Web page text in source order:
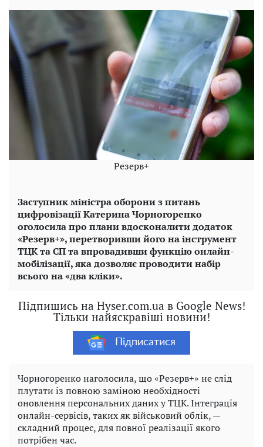
Резерв+
Заступник міністра оборони з питань
цифровізації Катерина Чорногоренко
оголосила про плани вдосконалити додаток
«Резерв+», перетворивши його на інструмент
ТЦК та СП та впровадивши функцію онлайн-
мобілізації, яка дозволяє проводити набір
всього на «два кліки».
Підпишись на Hyser.com.ua в Google News!
Тільки найяскравіші новини!
Підписатися
Чорногоренко наголосила, що «Резерв+» не слід
плутати із повною заміною необхідності
оновлення персональних даних у ТЦК. Інтеграція
онлайн-сервісів, таких як військовий облік, —
складний процес, для повної реалізації якого
потрібен час.